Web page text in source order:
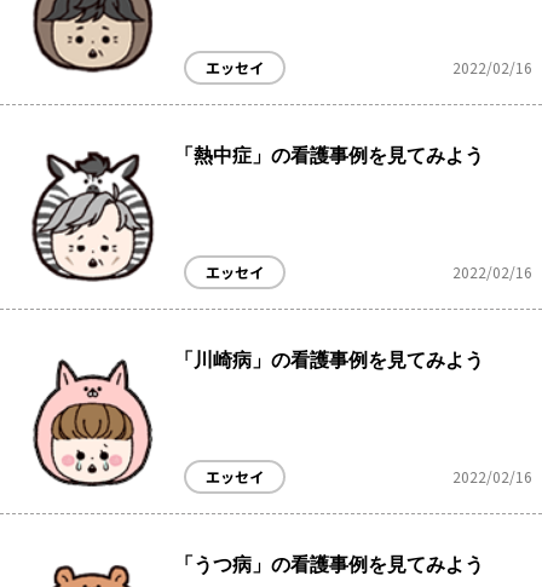
エッセイ 2022/02/16
「熱中症」の看護事例を見てみよう
エッセイ 2022/02/16
「川崎病」の看護事例を見てみよう
エッセイ 2022/02/16
「うつ病」の看護事例を見てみよう